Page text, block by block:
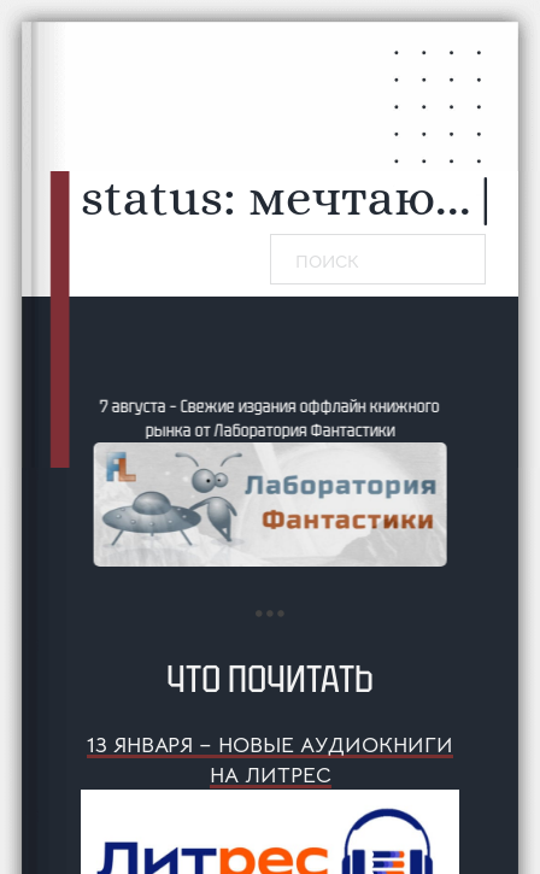
Перейти к основному содержанию
Перейти к нижнему колонтитулу
status: мечтаю... |
Поиск
7 августа – Свежие издания оффлайн книжного
рынка от Лаборатория Фантастики
ЧТО ПОЧИТАТЬ
13 ЯНВАРЯ – НОВЫЕ АУДИОКНИГИ
НА ЛИТРЕС